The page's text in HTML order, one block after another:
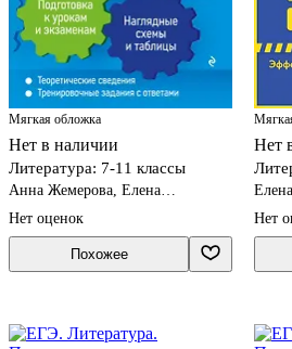
Мягкая обложка
Нет в наличии
Литература: 7-11 классы
Анна Жемерова, Елена
Нет оценок
Похожее
Нет
Нет